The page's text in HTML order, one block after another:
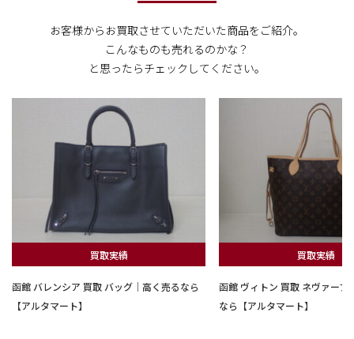
お客様からお買取させていただいた商品をご紹介。
こんなものも売れるのかな？
と思ったらチェックしてください。
買取実績
函館 バレンシア 買取 バッグ｜高く売るなら
【アルタマート】
買取実績
函館 ヴィトン 買取 ネヴァーフ
なら【アルタマート】